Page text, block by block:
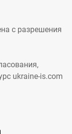
с разрешения
ukraine-is.com